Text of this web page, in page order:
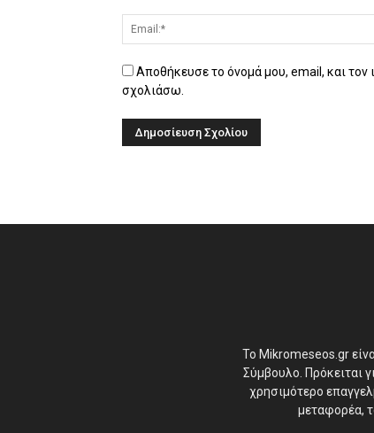
Αποθήκευσε το όνομά μου, email, και
σχολιάσω.
Το Mikromeseos.gr
Σύμβουλο. Πρόκειται
χρησιμότερο
μεταφορέα,